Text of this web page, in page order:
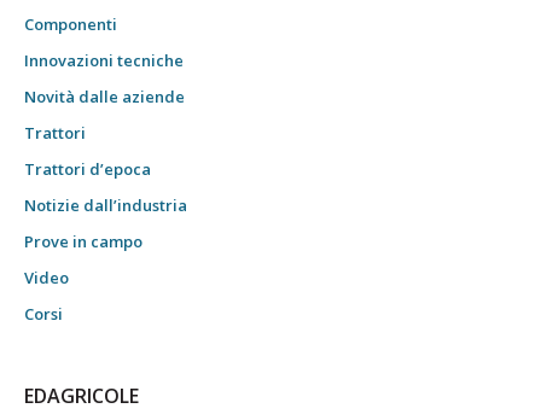
Componenti
Innovazioni tecniche
Novità dalle aziende
Trattori
Trattori d’epoca
Notizie dall’industria
Prove in campo
Video
Corsi
EDAGRICOLE